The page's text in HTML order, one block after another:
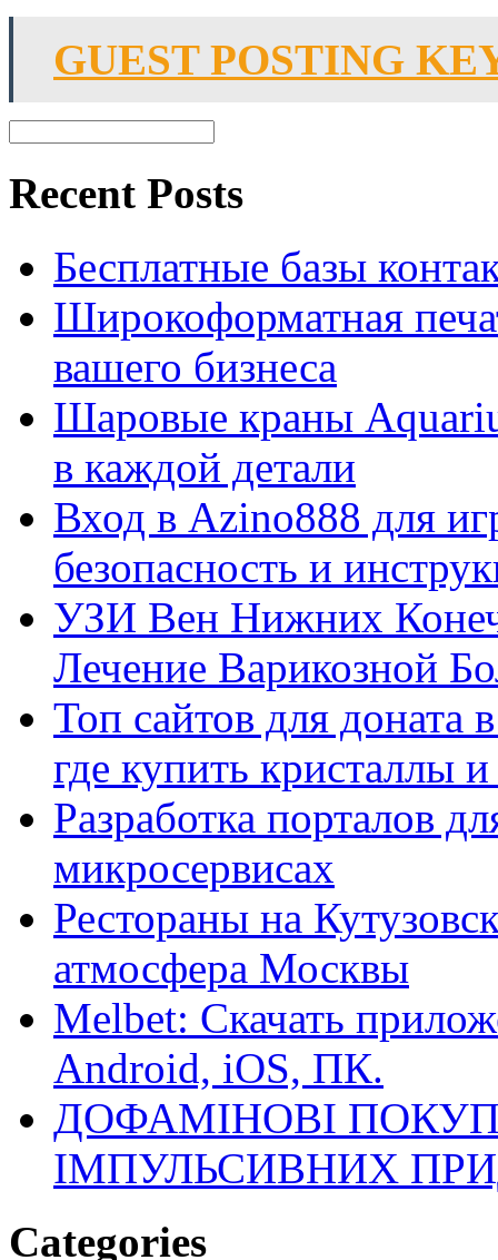
GUEST POSTING
Recent Posts
Бесплатные базы
Широкоформатная
вашего бизнеса
Шаровые краны
в каждой детали
Вход в Azino888 для
безопасность и
УЗИ Вен Нижних
Лечение Варикозной
Топ сайтов для
где купить кристаллы
Разработка порталов
микросервисах
Рестораны на
атмосфера Москвы
Melbet: Скачать
Android, iOS, ПК.
ДОФАМІНОВІ
ІМПУЛЬСИВНИХ
Categories